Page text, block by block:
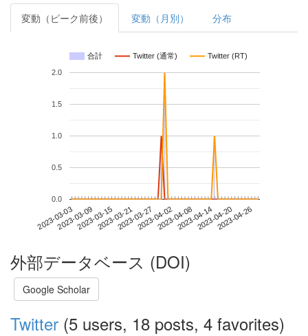
変動（ピーク前後） 変動（月別） 分布
合計 Twitter (通常) Twitter (RT)
2023-03-032023-03-092023-03-152023-03-212023-03-272023-04-022023-04-082023-04-142023-04-202023-04-26
0.0
0.5
1.0
1.5
2.0
外部データベース (DOI)
Google Scholar
Twitter (5 users, 18 posts, 4 favorites)